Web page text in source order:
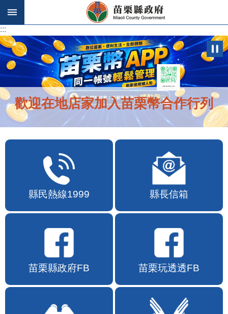
跳到主要內容區塊
:::
:::
歡迎在地店家加入苗栗幣合作行列
縣民熱線1999 縣長信箱
苗栗縣政府FB 苗栗玩透透FB